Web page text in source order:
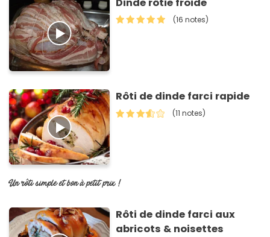
(16 notes)
Rôti de dinde farci rapide
(11 notes)
Un rôti simple et bon à petit prix !
Rôti de dinde farci aux
abricots & noisettes